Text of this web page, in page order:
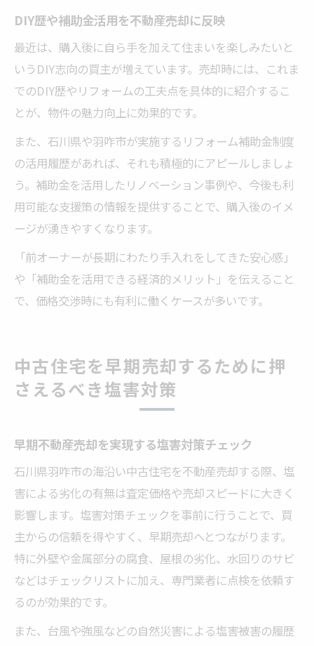
DIY歴や補助金活用を不動産売却に反映
最近は、購入後に自ら手を加えて住まいを楽しみたいと
いうDIY志向の買主が増えています。売却時には、これま
でのDIY歴やリフォームの工夫点を具体的に紹介するこ
とが、物件の魅力向上に効果的です。
また、石川県や羽咋市が実施するリフォーム補助金制度
の活用履歴があれば、それも積極的にアピールしましょ
う。補助金を活用したリノベーション事例や、今後も利
用可能な支援策の情報を提供することで、購入後のイメ
ージが湧きやすくなります。
「前オーナーが長期にわたり手入れをしてきた安心感」
や「補助金を活用できる経済的メリット」を伝えること
で、価格交渉時にも有利に働くケースが多いです。
中古住宅を早期売却するために押
さえるべき塩害対策
早期不動産売却を実現する塩害対策チェック
石川県羽咋市の海沿い中古住宅を不動産売却する際、塩
害による劣化の有無は査定価格や売却スピードに大きく
影響します。塩害対策チェックを事前に行うことで、買
主からの信頼を得やすく、早期売却へとつながります。
特に外壁や金属部分の腐食、屋根の劣化、水回りのサビ
などはチェックリストに加え、専門業者に点検を依頼す
るのが効果的です。
また、台風や強風などの自然災害による塩害被害の履歴